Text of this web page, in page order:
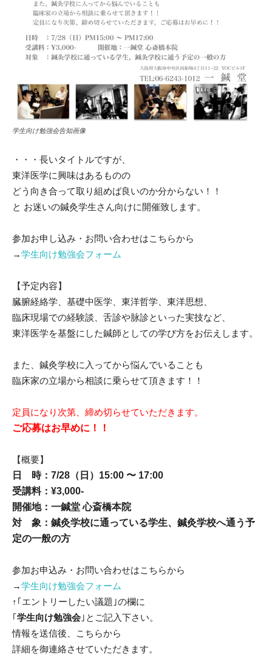
学生向け勉強会告知画像
・・・長いタイトルですが、
東洋医学に興味はあるものの
どう向き合って取り組めば良いのか分からない！！
と お迷いの鍼灸学生さん向けに開催致します。
参加お申し込み・お問い合わせはこちらから
→学生向け勉強会フォーム
【予定内容】
臓腑経絡学、基礎中医学、東洋哲学、東洋思想、
臨床現場での経験談、舌診や脉診といった実技など、
東洋医学を基盤にした鍼師としての学び方をお伝えします。
また、鍼灸学校に入ってから悩んでいることも
臨床家の立場から相談に乗らせて頂きます！！
定員になり次第、締め切らせていただきます。
ご応募はお早めに！！
【概要】
日 時：7/28（日）15:00 〜 17:00
受講料：¥3,000-
開催地：一鍼堂 心斎橋本院
対 象：鍼灸学校に通っている学生、鍼灸学校へ通う予
定の一般の方
参加お申込み・お問い合わせはこちらから
→学生向け勉強会フォーム
↑｢エントリーしたい議題｣の欄に
｢学生向け勉強会 ｣とご記入下さい。
情報を送信後、こちらから
詳細を御連絡させていただきます。